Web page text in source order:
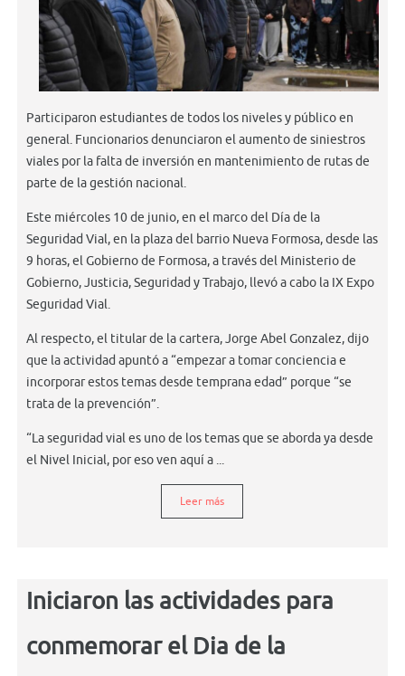
Participaron estudiantes de todos los niveles y público en
general. Funcionarios denunciaron el aumento de siniestros
viales por la falta de inversión en mantenimiento de rutas de
parte de la gestión nacional.
Este miércoles 10 de junio, en el marco del Día de la
Seguridad Vial, en la plaza del barrio Nueva Formosa, desde las
9 horas, el Gobierno de Formosa, a través del Ministerio de
Gobierno, Justicia, Seguridad y Trabajo, llevó a cabo la IX Expo
Seguridad Vial.
Al respecto, el titular de la cartera, Jorge Abel Gonzalez, dijo
que la actividad apuntó a “empezar a tomar conciencia e
incorporar estos temas desde temprana edad” porque “se
trata de la prevención”.
“La seguridad vial es uno de los temas que se aborda ya desde
el Nivel Inicial, por eso ven aquí a ...
Leer más
Iniciaron las actividades para
conmemorar el Dia de la